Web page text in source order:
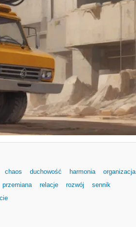
chaos duchowość harmonia
organizacja
przemiana relacje rozwój
sennik